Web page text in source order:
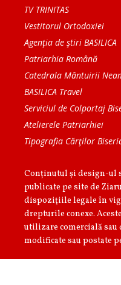
TV TRINITAS
Vestitorul Ortodoxiei
Agenţia de ştiri BASILICA
Patriarhia Română
Catedrala Mântuirii
BASILICA Travel
Serviciul de Colportaj
Atelierele Patriarhiei
Tipografia Cărţilor
Conținutul și design-ul
publicate pe site de
dispoziţiile legale în
drepturile conexe.
utilizare comercială
modificate sau postate